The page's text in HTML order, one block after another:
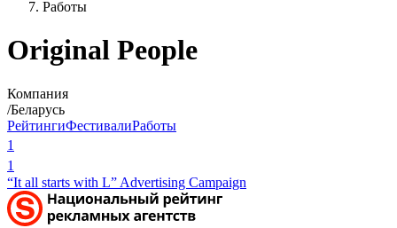
Работы
Original People
Компания
/Беларусь
РейтингиФестивалиРаботы
1
1
“It all starts with L” Advertising Campaign